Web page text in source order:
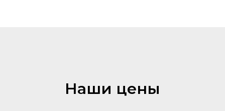
Наши цены